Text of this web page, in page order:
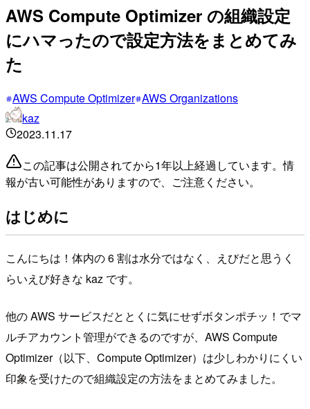
AWS Compute Optimizer の組織設定
にハマったので設定方法をまとめてみ
た
AWS Compute Optimizer AWS Organizations
kaz
2023.11.17
この記事は公開されてから1年以上経過しています。情
報が古い可能性がありますので、ご注意ください。
はじめに
こんにちは！体内の 6 割は水分ではなく、えびだと思うく
らいえび好きな kaz です。
他の AWS サービスだととくに気にせずボタンポチッ！でマ
ルチアカウント管理ができるのですが、AWS Compute
Optimizer（以下、Compute Optimizer）は少しわかりにくい
印象を受けたので組織設定の方法をまとめてみました。